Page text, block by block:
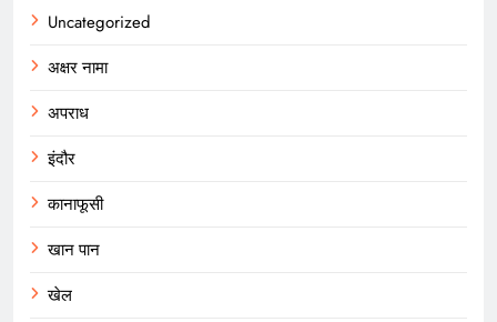
Uncategorized
अक्षर नामा
अपराध
इंदौर
कानाफूसी
खान पान
खेल